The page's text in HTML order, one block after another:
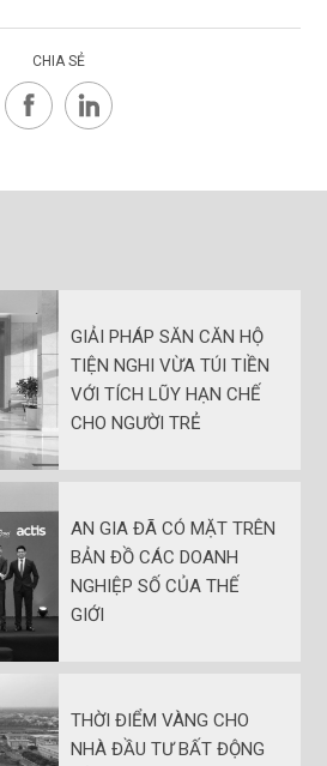
CHIA SẺ
GIẢI PHÁP SĂN CĂN HỘ
TIỆN NGHI VỪA TÚI TIỀN
VỚI TÍCH LŨY HẠN CHẾ
CHO NGƯỜI TRẺ
AN GIA ĐÃ CÓ MẶT TRÊN
BẢN ĐỒ CÁC DOANH
NGHIỆP SỐ CỦA THẾ
GIỚI
THỜI ĐIỂM VÀNG CHO
NHÀ ĐẦU TƯ BẤT ĐỘNG